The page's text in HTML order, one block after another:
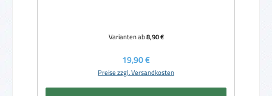
Varianten ab8,90 €
Regulärer Preis:
19,90 €
Preise zzgl. Versandkosten